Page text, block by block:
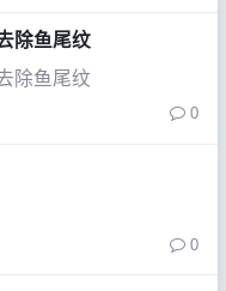
除鱼尾纹
除鱼尾纹
0
0